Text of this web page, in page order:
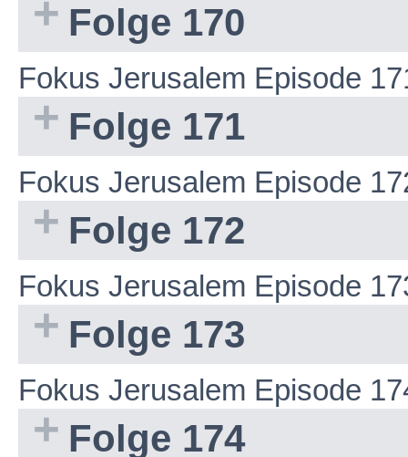
Folge 170
Fokus Jerusalem Episode
Folge 171
Fokus Jerusalem Episode
Folge 172
Fokus Jerusalem Episode
Folge 173
Fokus Jerusalem Episode
Folge 174